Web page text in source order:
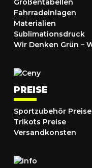
Größentabellen
Fahrradeinlagen
Materialien
Sublimationsdruck
Wir Denken Grün –
PREISE
Sportzubehör Preise
Trikots Preise
Versandkonsten